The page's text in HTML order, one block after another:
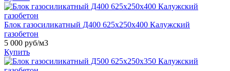
Блок газосиликатный Д400 625х250х400 Калужский
газобетон
5 000 руб/м3
Купить